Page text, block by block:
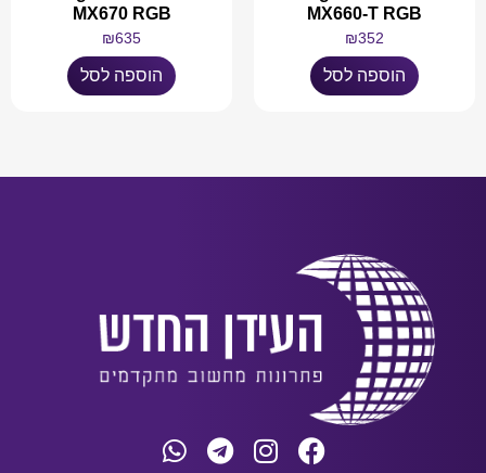
MX660-T RGB
₪352
הוספה לסל
MX670 RGB
₪635
הוספה לסל